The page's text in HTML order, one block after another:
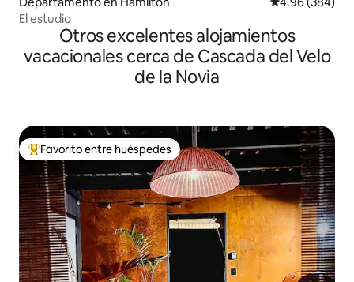
El estudio
Otros excelentes alojamientos
vacacionales cerca de Cascada del Velo
de la Novia
De los mejores en Favorito entre huéspedes
Favorito entre huéspedes